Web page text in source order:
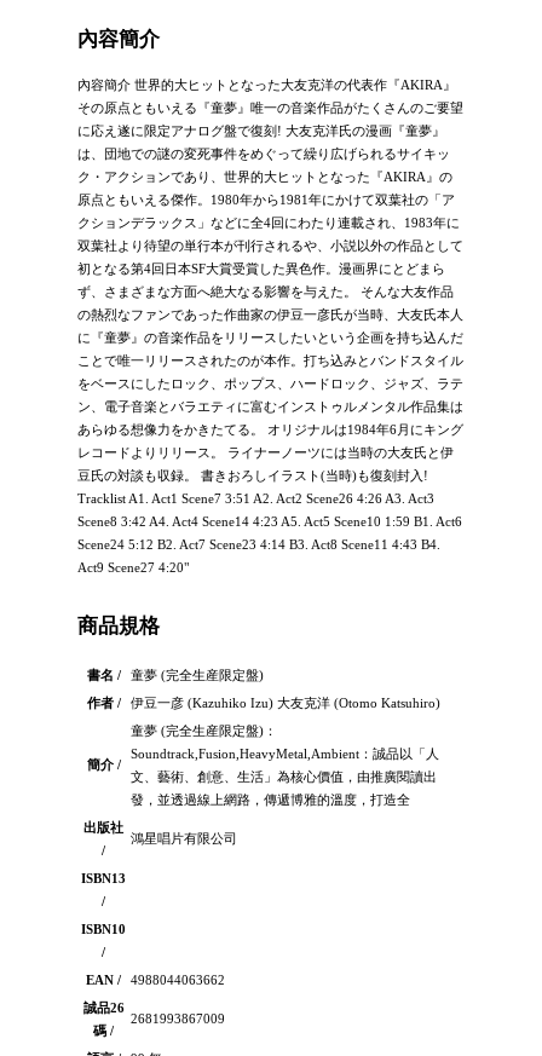
內容簡介
內容簡介 世界的大ヒットとなった大友克洋の代表作『AKIRA』
その原点ともいえる『童夢』唯一の音楽作品がたくさんのご要望
に応え遂に限定アナログ盤で復刻! 大友克洋氏の漫画『童夢』
は、団地での謎の変死事件をめぐって繰り広げられるサイキッ
ク・アクションであり、世界的大ヒットとなった『AKIRA』の
原点ともいえる傑作。1980年から1981年にかけて双葉社の「ア
クションデラックス」などに全4回にわたり連載され、1983年に
双葉社より待望の単行本が刊行されるや、小説以外の作品として
初となる第4回日本SF大賞受賞した異色作。漫画界にとどまら
ず、さまざまな方面へ絶大なる影響を与えた。 そんな大友作品
の熱烈なファンであった作曲家の伊豆一彦氏が当時、大友氏本人
に『童夢』の音楽作品をリリースしたいという企画を持ち込んだ
ことで唯一リリースされたのが本作。打ち込みとバンドスタイル
をベースにしたロック、ポップス、ハードロック、ジャズ、ラテ
ン、電子音楽とバラエティに富むインストゥルメンタル作品集は
あらゆる想像力をかきたてる。 オリジナルは1984年6月にキング
レコードよりリリース。 ライナーノーツには当時の大友氏と伊
豆氏の対談も収録。 書きおろしイラスト(当時)も復刻封入!
Tracklist A1. Act1 Scene7 3:51 A2. Act2 Scene26 4:26 A3. Act3
Scene8 3:42 A4. Act4 Scene14 4:23 A5. Act5 Scene10 1:59 B1. Act6
Scene24 5:12 B2. Act7 Scene23 4:14 B3. Act8 Scene11 4:43 B4.
Act9 Scene27 4:20"
商品規格
書名 /
童夢 (完全生産限定盤)
作者 /
伊豆一彦 (Kazuhiko Izu) 大友克洋 (Otomo Katsuhiro)
簡介 /
童夢 (完全生産限定盤)：
Soundtrack,Fusion,HeavyMetal,Ambient：誠品以「人
文、藝術、創意、生活」為核心價值，由推廣閱讀出
發，並透過線上網路，傳遞博雅的溫度，打造全
出版社
/
鴻星唱片有限公司
ISBN13
/
ISBN10
/
EAN /
4988044063662
誠品26
碼 /
2681993867009